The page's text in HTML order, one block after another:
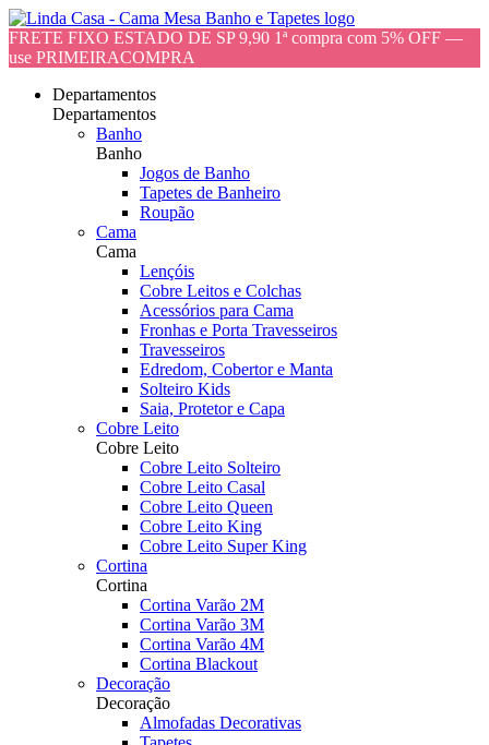
FRETE FIXO ESTADO DE SP 9,90 1ª compra com 5% OFF —
use PRIMEIRACOMPRA
Departamentos
Departamentos
Banho
Banho
Jogos de Banho
Tapetes de Banheiro
Roupão
Cama
Cama
Lençóis
Cobre Leitos e Colchas
Acessórios para Cama
Fronhas e Porta Travesseiros
Travesseiros
Edredom, Cobertor e Manta
Solteiro Kids
Saia, Protetor e Capa
Cobre Leito
Cobre Leito
Cobre Leito Solteiro
Cobre Leito Casal
Cobre Leito Queen
Cobre Leito King
Cobre Leito Super King
Cortina
Cortina
Cortina Varão 2M
Cortina Varão 3M
Cortina Varão 4M
Cortina Blackout
Decoração
Decoração
Almofadas Decorativas